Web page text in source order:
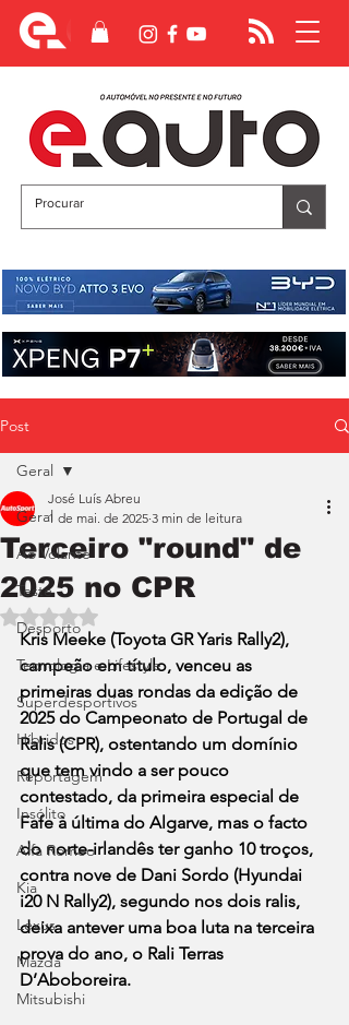
Post
Geral
Ao Volante
Teste
Desporto
Tecnologia e Lifestyle
Superdesportivos
Híbridos
Reportagem
Insólito
Alfa Romeo
Kia
Lexus
Mazda
Mitsubishi
Geral
Terceiro "round" de
2025 no CPR
José Luís Abreu
1 de mai. de 2025 3 min de leitura
Avaliado com NaN de 5 estrelas.
Kris Meeke (Toyota GR Yaris Rally2),
campeão em título, venceu as
primeiras duas rondas da edição de
2025 do Campeonato de Portugal de
Ralis (CPR), ostentando um domínio
que tem vindo a ser pouco
contestado, da primeira especial de
Fafe à última do Algarve, mas o facto
do norte-irlandês ter ganho 10 troços,
contra nove de Dani Sordo (Hyundai
i20 N Rally2), segundo nos dois ralis,
deixa antever uma boa luta na terceira
prova do ano, o Rali Terras
D’Aboboreira.